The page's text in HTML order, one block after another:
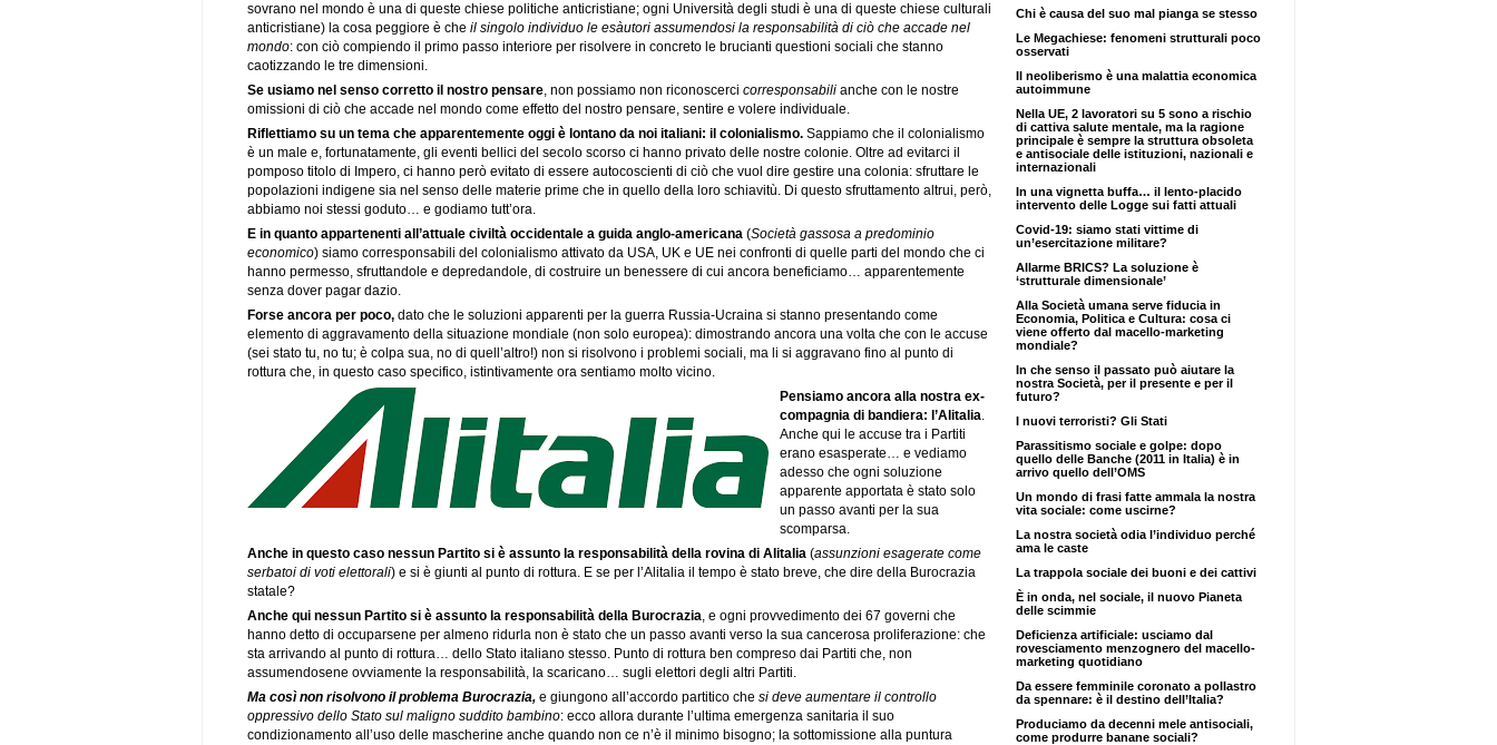
sovrano nel mondo è una di queste chiese politiche anticristiane; ogni Università degli studi è una di queste chiese culturali
anticristiane) la cosa peggiore è che il singolo individuo le esàutori assumendosi la responsabilità di ciò che accade nel
mondo: con ciò compiendo il primo passo interiore per risolvere in concreto le brucianti questioni sociali che stanno
caotizzando le tre dimensioni.
Se usiamo nel senso corretto il nostro pensare, non possiamo non riconoscerci corresponsabili anche con le nostre
omissioni di ciò che accade nel mondo come effetto del nostro pensare, sentire e volere individuale.
Riflettiamo su un tema che apparentemente oggi è lontano da noi italiani: il colonialismo. Sappiamo che il colonialismo
è un male e, fortunatamente, gli eventi bellici del secolo scorso ci hanno privato delle nostre colonie. Oltre ad evitarci il
pomposo titolo di Impero, ci hanno però evitato di essere autocoscienti di ciò che vuol dire gestire una colonia: sfruttare le
popolazioni indigene sia nel senso delle materie prime che in quello della loro schiavitù. Di questo sfruttamento altrui, però,
abbiamo noi stessi goduto… e godiamo tutt’ora.
E in quanto appartenenti all’attuale civiltà occidentale a guida anglo-americana (Società gassosa a predominio
economico) siamo corresponsabili del colonialismo attivato da USA, UK e UE nei confronti di quelle parti del mondo che ci
hanno permesso, sfruttandole e depredandole, di costruire un benessere di cui ancora beneficiamo… apparentemente
senza dover pagar dazio.
Forse ancora per poco, dato che le soluzioni apparenti per la guerra Russia-Ucraina si stanno presentando come
elemento di aggravamento della situazione mondiale (non solo europea): dimostrando ancora una volta che con le accuse
(sei stato tu, no tu; è colpa sua, no di quell’altro!) non si risolvono i problemi sociali, ma li si aggravano fino al punto di
rottura che, in questo caso specifico, istintivamente ora sentiamo molto vicino.
Pensiamo ancora alla nostra ex-
compagnia di bandiera: l’Alitalia.
Anche qui le accuse tra i Partiti
erano esasperate… e vediamo
adesso che ogni soluzione
apparente apportata è stato solo
un passo avanti per la sua
scomparsa.
Anche in questo caso nessun Partito si è assunto la responsabilità della rovina di Alitalia (assunzioni esagerate come
serbatoi di voti elettorali) e si è giunti al punto di rottura. E se per l’Alitalia il tempo è stato breve, che dire della Burocrazia
statale?
Anche qui nessun Partito si è assunto la responsabilità della Burocrazia, e ogni provvedimento dei 67 governi che
hanno detto di occuparsene per almeno ridurla non è stato che un passo avanti verso la sua cancerosa proliferazione: che
sta arrivando al punto di rottura… dello Stato italiano stesso. Punto di rottura ben compreso dai Partiti che, non
assumendosene ovviamente la responsabilità, la scaricano… sugli elettori degli altri Partiti.
Ma così non risolvono il problema Burocrazia, e giungono all’accordo partitico che si deve aumentare il controllo
oppressivo dello Stato sul maligno suddito bambino: ecco allora durante l’ultima emergenza sanitaria il suo
condizionamento all’uso delle mascherine anche quando non ce n’è il minimo bisogno; la sottomissione alla puntura
Chi è causa del suo mal pianga se stesso
Le Megachiese: fenomeni strutturali poco
osservati
Il neoliberismo è una malattia economica
autoimmune
Nella UE, 2 lavoratori su 5 sono a rischio
di cattiva salute mentale, ma la ragione
principale è sempre la struttura obsoleta
e antisociale delle istituzioni, nazionali e
internazionali
In una vignetta buffa… il lento-placido
intervento delle Logge sui fatti attuali
Covid-19: siamo stati vittime di
un’esercitazione militare?
Allarme BRICS? La soluzione è
‘strutturale dimensionale’
Alla Società umana serve fiducia in
Economia, Politica e Cultura: cosa ci
viene offerto dal macello-marketing
mondiale?
In che senso il passato può aiutare la
nostra Società, per il presente e per il
futuro?
I nuovi terroristi? Gli Stati
Parassitismo sociale e golpe: dopo
quello delle Banche (2011 in Italia) è in
arrivo quello dell’OMS
Un mondo di frasi fatte ammala la nostra
vita sociale: come uscirne?
La nostra società odia l’individuo perché
ama le caste
La trappola sociale dei buoni e dei cattivi
È in onda, nel sociale, il nuovo Pianeta
delle scimmie
Deficienza artificiale: usciamo dal
rovesciamento menzognero del macello-
marketing quotidiano
Da essere femminile coronato a pollastro
da spennare: è il destino dell’Italia?
Produciamo da decenni mele antisociali,
come produrre banane sociali?